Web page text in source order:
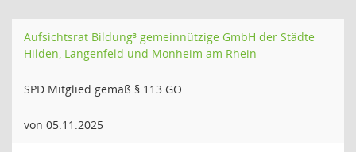
Aufsichtsrat Bildung³ gemeinnützige GmbH der Städte
Hilden, Langenfeld und Monheim am Rhein
SPD Mitglied gemäß § 113 GO
von 05.11.2025